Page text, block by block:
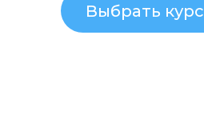
Выбрать курс